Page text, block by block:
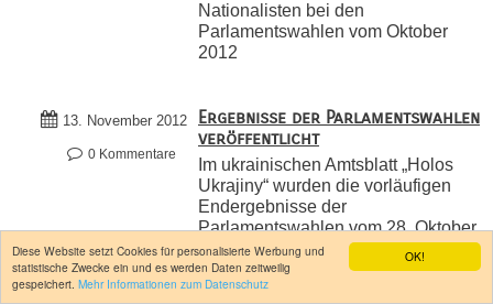
OK!
Diese Website setzt Cookies für personalisierte Werbung und
statistische Zwecke ein und es werden Daten zeitweilig
gespeichert. Mehr Informationen zum Datenschutz
Nationalisten bei den
Parlamentswahlen vom Oktober
2012
13. November 2012
0 Kommentare
Ergebnisse der Parlamentswahlen
veröffentlicht
Im ukrainischen Amtsblatt „Holos
Ukrajiny“ wurden die vorläufigen
Endergebnisse der
Parlamentswahlen vom 28. Oktober
veröffentlicht. Die Wahlbeteiligung
lag der amtlichen ...